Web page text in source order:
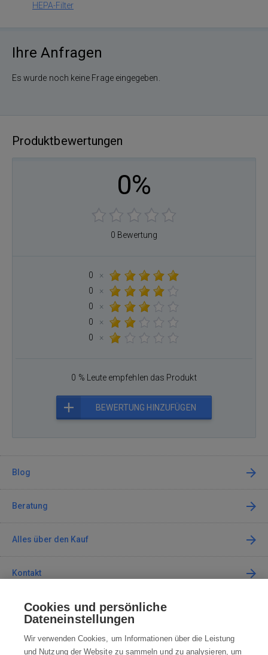
HEPA-Filter
Ihre Anfragen
Es wurde noch keine Frage eingegeben.
Produktbewertungen
0%
0 Bewertung
0
×
0
×
0
×
0
×
0
×
0 % Leute empfehlen das Produkt
BEWERTUNG HINZUFÜGEN
Blog
Beratung
Alles über den Kauf
Kontakt
Kontaktieren Sie uns
info@robotworld.de
Cookies und persönliche
Dateneinstellungen
Wir verwenden Cookies, um Informationen über die Leistung
und Nutzung der Website zu sammeln und zu analysieren, um